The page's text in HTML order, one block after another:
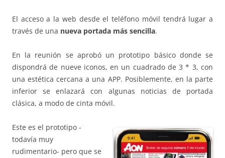
El acceso a la web desde el teléfono móvil tendrá lugar a
través de una nueva portada más sencilla.
En la reunión se aprobó un prototipo básico donde se
dispondrá de nueve iconos, en un cuadrado de 3 * 3, con
una estética cercana a una APP. Posiblemente, en la parte
inferior se enlazará con algunas noticias de portada
clásica, a modo de cinta móvil.
Este es el prototipo -
todavía muy
rudimentario- pero que se